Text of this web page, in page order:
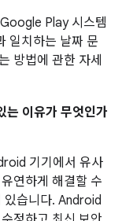
Play 시스템
일치하는 날짜 문
방법에 관한 자세
는 이유가 무엇인가
기기에서 유사
연하게 해결할 수
있습니다. Android